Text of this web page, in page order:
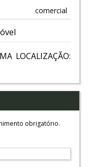
comercial
LOCALIZAÇÃO:
obrigatório.